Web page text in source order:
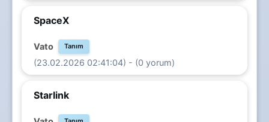
SpaceX
Vato Tanım
(23.02.2026 02:41:04) - (0 yorum)
Starlink